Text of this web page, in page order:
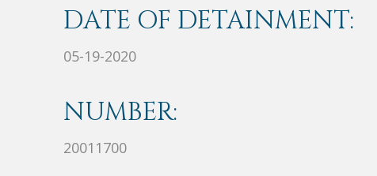
DATE OF DETAINMENT:
05-19-2020
NUMBER:
20011700